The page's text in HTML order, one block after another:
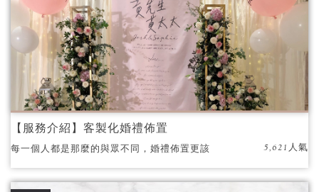
【服務介紹】客製化婚禮佈置
每一個人都是那麼的與眾不同，婚禮佈置更該
是獨一無二的呈現。
5,621人氣